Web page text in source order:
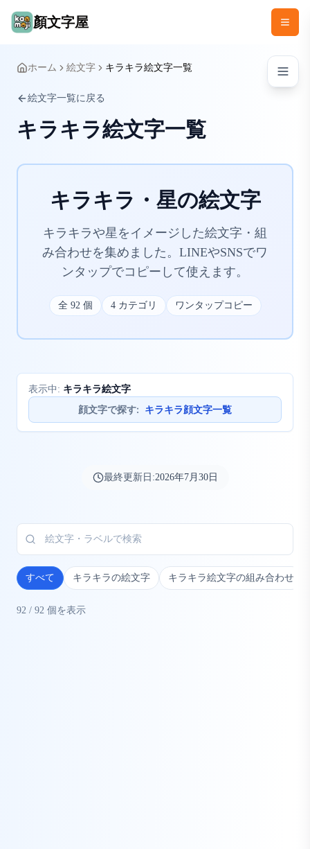
顏文字屋
ホーム 絵文字 キラキラ絵文字一覧
絵文字一覧に戻る
キラキラ絵文字一覧
キラキラ・星の絵文字
キラキラや星をイメージした絵文字・組
み合わせを集めました。LINEやSNSでワ
ンタップでコピーして使えます。
全 92個 4カテゴリ ワンタップコピー
表示中: キラキラ絵文字
顔文字で探す: キラキラ顔文字一覧
最終更新日:2026年7月30日
すべて キラキラの絵文字 キラキラ絵文字の組み合わせ
92 / 92 個を表示